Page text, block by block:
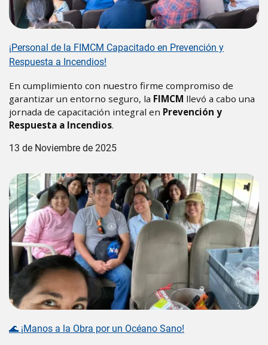
¡Personal de la FIMCM Capacitado en Prevención y
Respuesta a Incendios!
En cumplimiento con nuestro firme compromiso de
garantizar un entorno seguro, la FIMCM llevó a cabo una
jornada de capacitación integral en Prevención y
Respuesta a Incendios.
13 de Noviembre de 2025
Image
🌊 ¡Manos a la Obra por un Océano Sano!